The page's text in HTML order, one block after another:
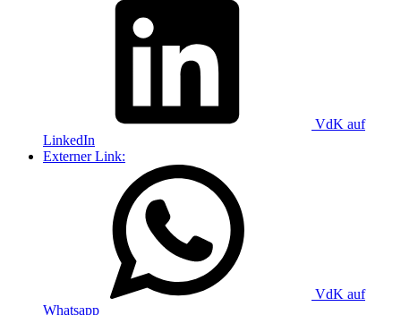
VdK auf
LinkedIn
Externer Link:
VdK auf
Whatsapp